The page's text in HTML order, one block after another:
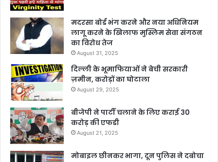
मदरसा बोर्ड भंग करने और नया अधिनियम
लागू करने के खिलाफ मुस्लिम सेवा संगठन
का विरोध तेज
August 31, 2025
दिल्ली के भूमाफियाओं ने बेची सरकारी
ज़मीन, करोड़ों का घोटाला
August 29, 2025
बीजेपी ने पार्टी चलाने के लिए कराई 30
करोड़ की एफडी
August 21, 2025
मोबाइल छीनकर भागा, दून पुलिस ने दबोचा